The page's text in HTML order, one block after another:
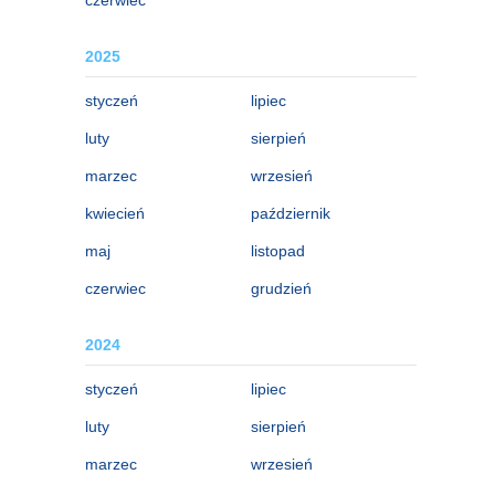
2025
styczeń
luty
marzec
kwiecień
maj
czerwiec
lipiec
sierpień
wrzesień
październik
listopad
grudzień
2024
styczeń
luty
marzec
lipiec
sierpień
wrzesień